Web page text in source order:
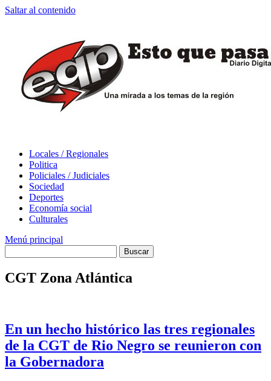
Saltar al contenido
Locales / Regionales
Politica
Policiales / Judiciales
Sociedad
Deportes
Economía social
Culturales
Menú principal
CGT Zona Atlántica
En un hecho histórico las tres regionales
de la CGT de Rio Negro se reunieron con
la Gobernadora